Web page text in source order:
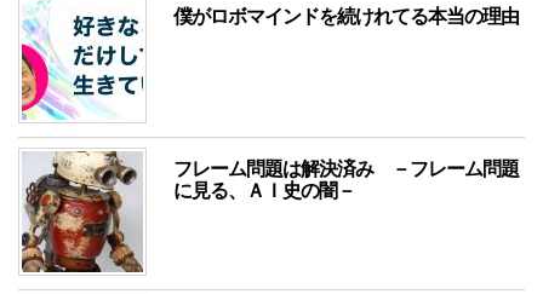
僕がロボマインドを続けれてる本当の理由
フレーム問題は解決済み －フレーム問題
に見る、ＡＩ史の闇－